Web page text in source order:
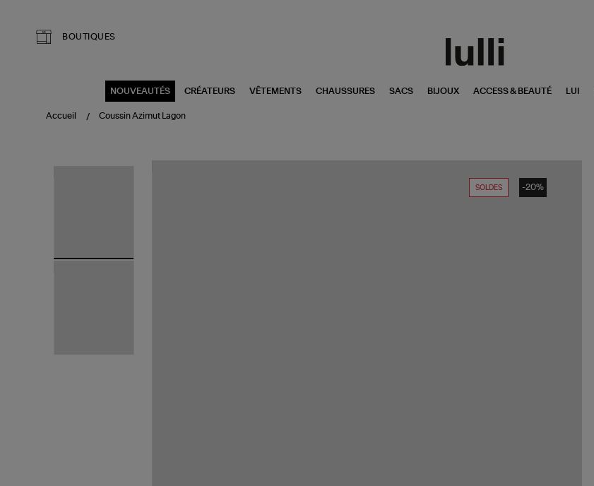
BOUTIQUES
NOUVEAUTÉS CRÉATEURS VÊTEMENTS CHAUSSURES SACS BIJOUX ACCESS & BEAUTÉ LUI
Accueil Coussin Azimut Lagon
SOLDES -20%